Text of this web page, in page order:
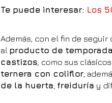
Te puede interesar: Los
Además, con el fin de
al producto de temporada
castizos, como sus clásicos
ternera con coliflor;
de la huerta; freiduría y